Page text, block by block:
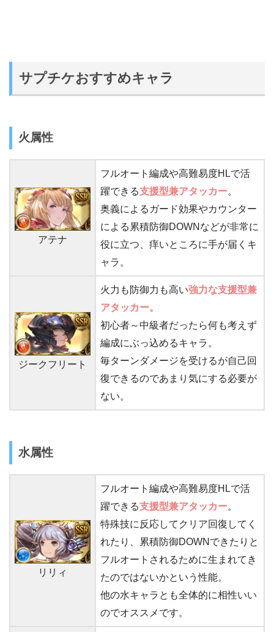
サプチケおすすめキャラ
火属性
アテナ
フルオート編成や高難易度HLで活
躍できる支援型兼アタッカー。
奥義によるガード効果やカウンター
による累積防御DOWNなどが非常に
役に立つ、痒いところに手が届くキ
ャラ。
ジークフリート
火力も防御力も高い強力な支援型兼
アタッカー。
初心者～中級者だったら何も考えず
編成にぶっ込めるキャラ。
毎ターンダメージを受けるが自己回
復できるのであまり気にする必要が
ない。
水属性
リリィ
フルオート編成や高難易度HLで活
躍できる支援型兼アタッカー。
特殊技に反応してクリア回復してく
れたり、累積防御DOWNできたりと
フルオートされるために生まれてき
たのではないかという性能。
他の水キャラとも全体的に相性いい
のでオススメです。